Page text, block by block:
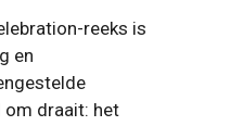
reeks is
en
om draait: het